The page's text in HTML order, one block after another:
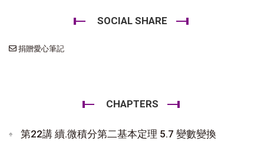
SOCIAL SHARE
捐贈愛心筆記
CHAPTERS
第22講 續.微積分第二基本定理 5.7 變數變換